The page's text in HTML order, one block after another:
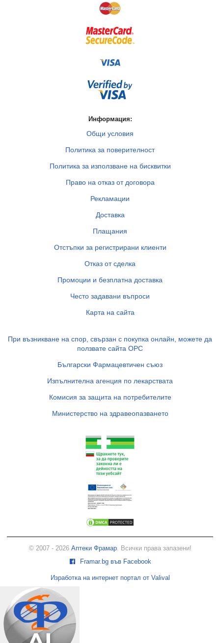
Информация:
Общи условия
Политика за поверителност
Политика за използване на бисквитки
Право на отказ от договора
Рекламации
Доставка
Плащания
Отстъпки за регистрирани клиенти
Отказ от сделка
Промоции и безплатна доставка
Често задавани въпроси
Карта на сайта
При възникване на спор, свързан с покупка онлайн, можете да
ползвате сайта ОРС
Български Фармацевтичен съюз
Изпълнителна агенция по лекарствата
Комисия за защита на потребителите
Министерство на здравеопазването
© 2007 - 2026 Аптеки Фрамар. Всички права запазени!
Framar.bg във Facebook
Изработка на интернет портал от Valival